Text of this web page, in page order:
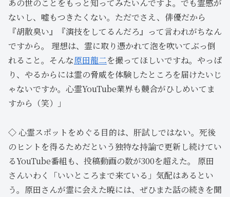
あの世のことをもっと知ってみたいんですよ。でも霊感が
ないし、嘘もつきたくない。ただでさえ、俳優だから
『胡散臭い』『演技をしてるんだろ』って言われがちなん
ですから。 理想は、霊に取り憑かれて泡を吹いてぶっ倒
れること。そんな原田龍二を撮ってほしいですね。やっぱ
り、やるからには霊の脅威を体験したところを届けたいじ
ゃないですか。心霊YouTube業界も競合がひしめいてま
すから（笑）」
◇ 心霊スポットをめぐる目的は、肝試しではない。死後
のヒントを得るためだという独特な持論で更新し続けてい
るYouTube番組も、投稿動画の数が300を超えた。 原田
さんいわく「いいところまで来ている」気配はあるとい
う。原田さんが霊に会えた暁には、ぜひまた話の続きを聞